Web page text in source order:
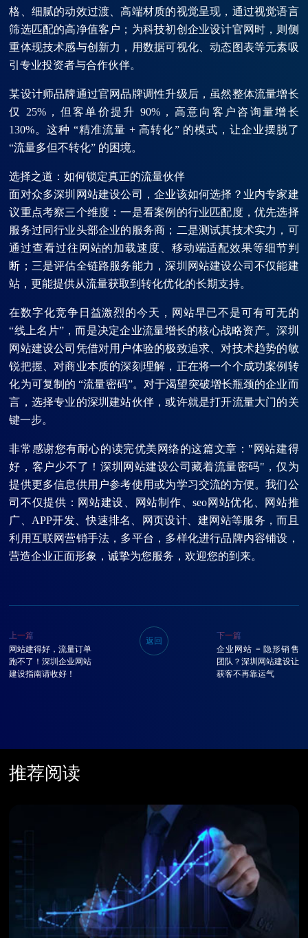
格、细腻的动效过渡、高端材质的视觉呈现，通过视觉语言
筛选匹配的高净值客户；为科技初创企业设计官网时，则侧
重体现技术感与创新力，用数据可视化、动态图表等元素吸
引专业投资者与合作伙伴。
某设计师品牌通过官网品牌调性升级后，虽然整体流量增长
仅 25%，但客单价提升 90%，高意向客户咨询量增长
130%。这种 “精准流量 + 高转化” 的模式，让企业摆脱了
“流量多但不转化” 的困境。
选择之道：如何锁定真正的流量伙伴
面对众多深圳网站建设公司，企业该如何选择？业内专家建
议重点考察三个维度：一是看案例的行业匹配度，优先选择
服务过同行业头部企业的服务商；二是测试其技术实力，可
通过查看过往网站的加载速度、移动端适配效果等细节判
断；三是评估全链路服务能力，深圳网站建设公司不仅能建
站，更能提供从流量获取到转化优化的长期支持。
在数字化竞争日益激烈的今天，网站早已不是可有可无的
“线上名片”，而是决定企业流量增长的核心战略资产。深圳
网站建设公司凭借对用户体验的极致追求、对技术趋势的敏
锐把握、对商业本质的深刻理解，正在将一个个成功案例转
化为可复制的 “流量密码”。对于渴望突破增长瓶颈的企业而
言，选择专业的深圳建站伙伴，或许就是打开流量大门的关
键一步。
非常感谢您有耐心的读完优美网络的这篇文章："网站建得
好，客户少不了！深圳网站建设公司藏着流量密码"，仅为
提供更多信息供用户参考使用或为学习交流的方便。我们公
司不仅提供：网站建设、网站制作、seo网站优化、网站推
广、APP开发、快速排名、网页设计、建网站等服务，而且
利用互联网营销手法，多平台，多样化进行品牌内容铺设，
营造企业正面形象，诚挚为您服务，欢迎您的到来。
上一篇
网站建得好，流量订单
跑不了！深圳企业网站
建设指南请收好！
返回
下一篇
企业网站 = 隐形销售
团队？深圳网站建设让
获客不再靠运气
推荐阅读